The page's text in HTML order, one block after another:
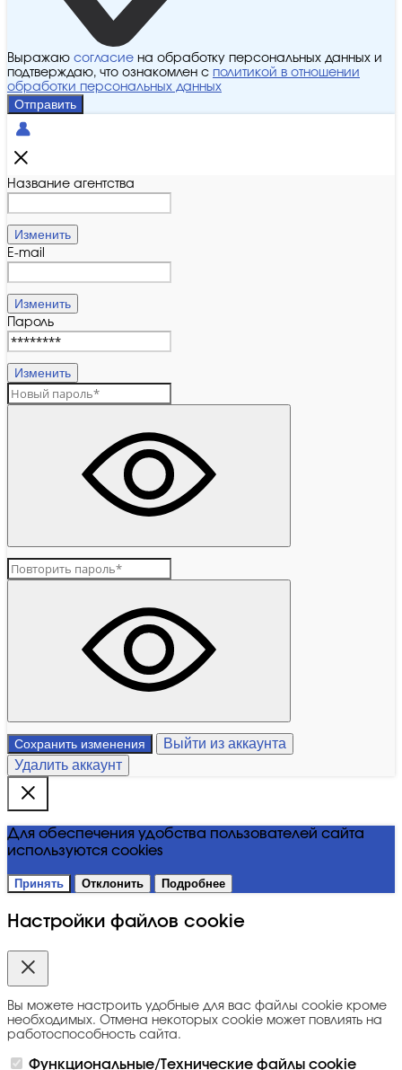
Выражаю согласие на обработку персональных данных и
подтверждаю, что ознакомлен с политикой в отношении
обработки персональных данных
Отправить
Название агентства
Изменить
E-mail
Изменить
Пароль
Изменить
Сохранить изменения
Выйти из аккаунта
Удалить аккаунт
Для обеспечения удобства пользователей сайта
используются cookies
Принять Отклонить Подробнее
Настройки файлов cookie
Вы можете настроить удобные для вас файлы cookie кроме
необходимых. Отмена некоторых cookie может повлиять на
работоспособность сайта.
Функциональные/Технические файлы cookie